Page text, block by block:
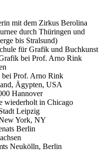
mit dem Zirkus Berolina
durch Thüringen und
bis Stralsund)
für Grafik und Buchkunst
bei Prof. Arno Rink
bei Prof. Arno Rink
Ägypten, USA
Hannover
wiederholt in Chicago
Leipzig
York, NY
Berlin
Neukölln, Berlin